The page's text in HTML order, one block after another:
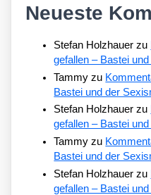
Neueste
Stefan Holzhauer zu
gefallen – Bastei
Tammy zu
Bastei und der
Stefan Holzhauer zu
gefallen – Bastei
Tammy zu
Bastei und der
Stefan Holzhauer zu
gefallen – Bastei